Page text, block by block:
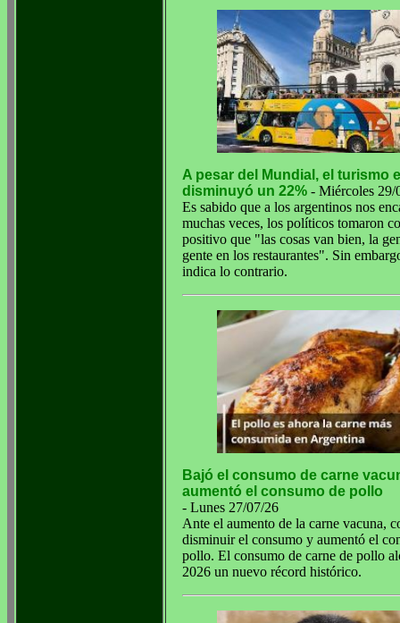
A pesar del Mundial, el turismo
disminuyó un 22% - Miércoles 29/
Es sabido que a los argentinos nos
muchas veces, los políticos tomaron
positivo que "las cosas van bien, la
gente en los restaurantes". Sin
indica lo contrario.
Bajó el consumo de carne
aumentó el consumo de pollo
- Lunes 27/07/26
Ante el aumento de la carne vacuna,
disminuir el consumo y aumentó el
pollo. El consumo de carne de pollo
2026 un nuevo récord histórico.